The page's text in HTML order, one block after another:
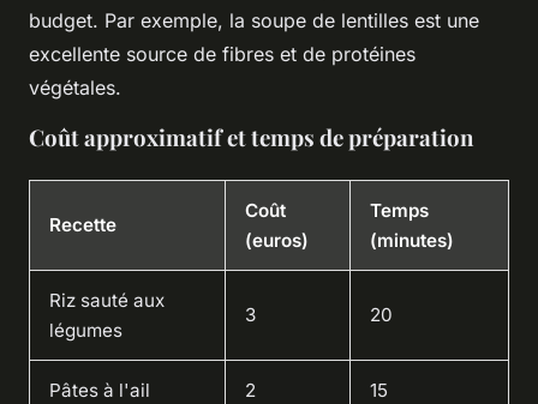
budget. Par exemple, la soupe de lentilles est une
excellente source de fibres et de protéines
végétales.
Coût approximatif et temps de préparation
Recette
Coût
(euros)
Temps
(minutes)
Riz sauté aux
légumes
3 20
Pâtes à l'ail 2 15